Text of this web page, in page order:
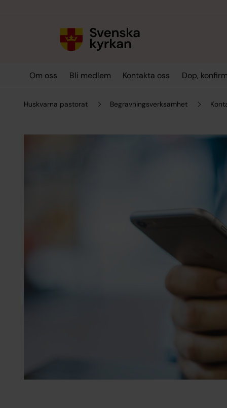
Om oss Bli medlem Kontakta oss Dop,
Huskvarna pastorat Begravningsverksamhet